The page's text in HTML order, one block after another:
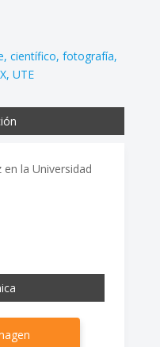
científico fotografía
UTE
la Universidad